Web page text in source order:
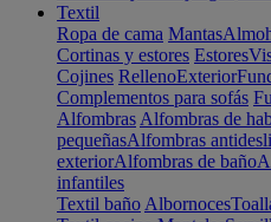
Textil
Ropa de cama Mantas
Cortinas y estores Estores
Cojines RellenoExterior
Complementos para sofás
Alfombras Alfombras de
pequeñasAlfombras
exteriorAlfombras de baño
infantiles
Textil baño Albornoces